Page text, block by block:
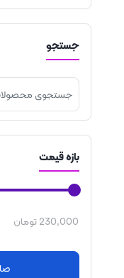
جستجو
بازه قیمت
230,000 تومان